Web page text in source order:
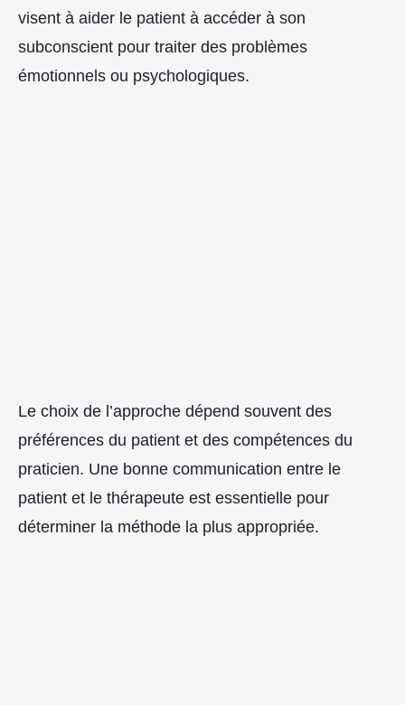
visent à aider le patient à accéder à son
subconscient pour traiter des problèmes
émotionnels ou psychologiques.
Le choix de l’approche dépend souvent des
préférences du patient et des compétences du
praticien. Une bonne communication entre le
patient et le thérapeute est essentielle pour
déterminer la méthode la plus appropriée.